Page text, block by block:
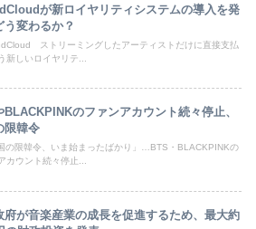
専門家を舐めきった某国国営メディア、「日本の反撃能力が地域を不安定化させている」というストーリーで番組制作を進めようとするも……
中国「日本は原爆被害者の立場で同情を買おうとするのを止めろ」
【動画】名古屋栄で不良外人が警察官を突き飛ばす。逮捕しろやｗｗｗ
メーカーはデカヘソ8個保留3個返しのミドル機を出せよ！！！！
社民党 福島みずほ党首、国旗損壊罪に危機感「お子様ランチの日の丸は折っても破っても処罰されない、 どうでしょう。本当にそうなのか」
が新ロイヤリティシステムの導入を発
う変わるか？
ストリーミングしたアーティストだけに直接支払
新しいロイヤリテ...
BLACKPINKのファンアカウント続々停止、
限韓令
の限韓令、いま始まったばかり」…BTS・BLACKPINKの
カウント続々停止...
府が音楽産業の成長を促進するため、最大約